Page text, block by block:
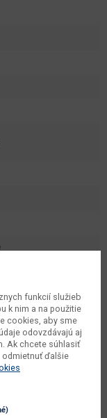
funkcií služieb
k nim a na použitie
cookies, aby sme
odovzdávajú aj
Ak chcete súhlasiť
odmietnuť ďalšie